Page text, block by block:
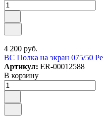
4 200 руб.
ВС Полка на экран 075/50
Артикул: ER-00012588
В корзину